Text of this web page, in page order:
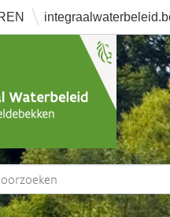
zoeken...